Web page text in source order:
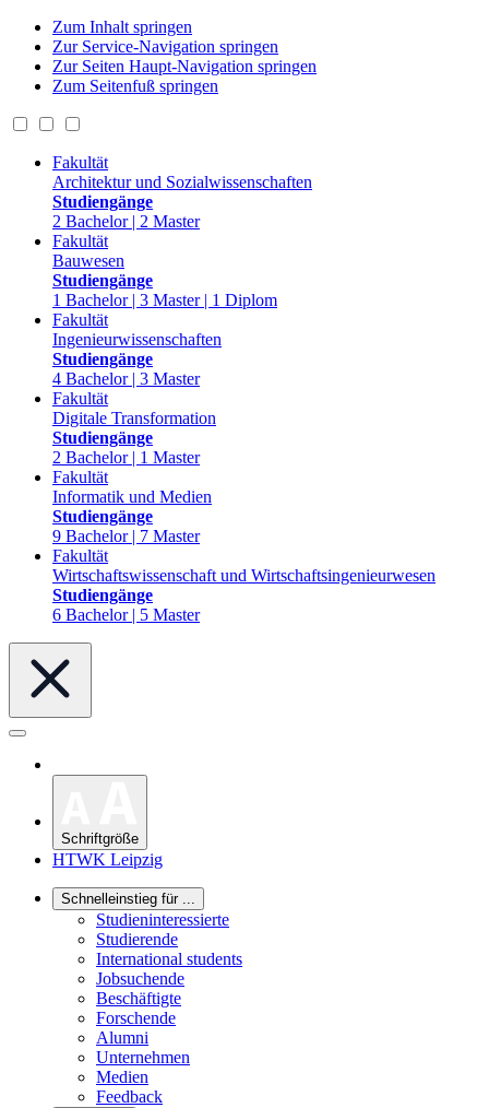
Zum Inhalt springen
Zur Service-Navigation springen
Zur Seiten Haupt-Navigation springen
Zum Seitenfuß springen
Fakultät
Architektur und Sozialwissenschaften
Studiengänge
2 Bachelor | 2 Master
Fakultät
Bauwesen
Studiengänge
1 Bachelor | 3 Master | 1 Diplom
Fakultät
Ingenieurwissenschaften
Studiengänge
4 Bachelor | 3 Master
Fakultät
Digitale Transformation
Studiengänge
2 Bachelor | 1 Master
Fakultät
Informatik und Medien
Studiengänge
9 Bachelor | 7 Master
Fakultät
Wirtschaftswissenschaft und Wirtschaftsingenieurwesen
Studiengänge
6 Bachelor | 5 Master
Schriftgröße
HTWK Leipzig
Schnelleinstieg für ...
Studieninteressierte
Studierende
International students
Jobsuchende
Beschäftigte
Forschende
Alumni
Unternehmen
Medien
Feedback